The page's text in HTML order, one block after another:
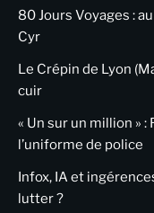
80 Jours Voyages :
Cyr
Le Crépin de Lyon
cuir
« Un sur un million » :
l’uniforme de police
Infox, IA et
lutter ?